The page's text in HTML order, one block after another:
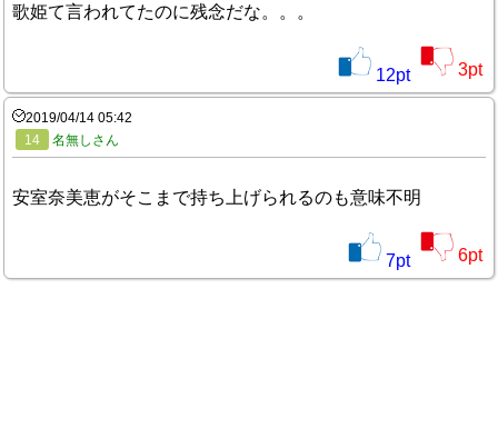
歌姫て言われてたのに残念だな。。。
12pt 3pt
2019/04/14 05:42
14
名無しさん
安室奈美恵がそこまで持ち上げられるのも意味不明
7pt 6pt